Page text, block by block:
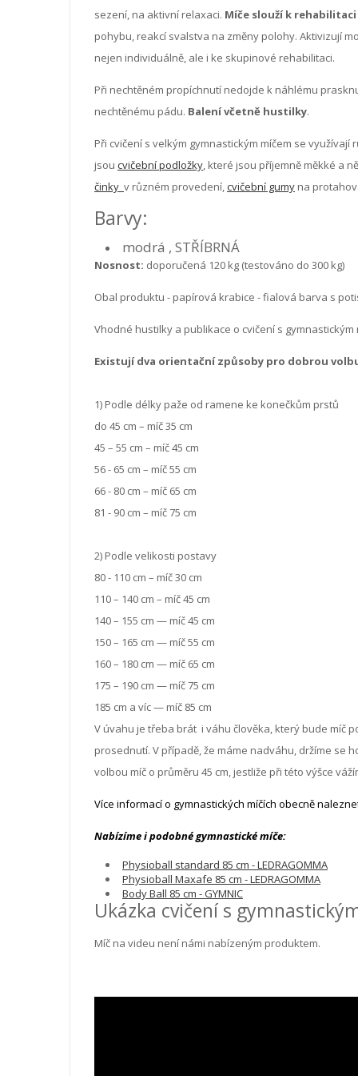
sezení, na aktivní relaxaci. Míče slouží k rehabilitaci
pohybu, reakcí svalstva na změny polohy. Aktivizují
nejen individuálně, ale i ke skupinové rehabilitaci.
Při nechtěném propíchnutí nedojde k náhlému
nechtěnému pádu. Balení včetně hustilky.
Při cvičení s velkým gymnastickým míčem se
jsou cvičební podložky, které jsou příjemně měkké a
činky v různém provedení,cvičební gumy na
Barvy:
modrá , STŘÍBRNÁ
Nosnost: doporučená 120 kg (testováno do 300 kg)
Obal produktu - papírová krabice - fialová barva s
Vhodné hustilky a publikace o cvičení s
Existují dva orientační způsoby pro dobrou
1) Podle délky paže od ramene ke konečkům prstů
do 45 cm – míč 35 cm
45 – 55 cm – míč 45 cm
56 - 65 cm – míč 55 cm
66 - 80 cm – míč 65 cm
81 - 90 cm – míč 75 cm
2) Podle velikosti postavy
80 - 110 cm – míč 30 cm
110 – 140 cm – míč 45 cm
140 – 155 cm — míč 45 cm
150 – 165 cm — míč 55 cm
160 – 180 cm — míč 65 cm
175 – 190 cm — míč 75 cm
185 cm a víc — míč 85 cm
V úvahu je třeba brát i váhu člověka, který bude míč
prosednutí. V případě, že máme nadváhu, držíme se
volbou míč o průměru 45 cm, jestliže při této výšce
Více informací o gymnastických míčích obecně
Nabízíme i podobné gymnastické míče:
Physioball standard 85 cm - LEDRAGOMMA
Physioball Maxafe 85 cm - LEDRAGOMMA
Body Ball 85 cm - GYMNIC
Ukázka cvičení s
Míč na videu není námi nabízeným produktem.